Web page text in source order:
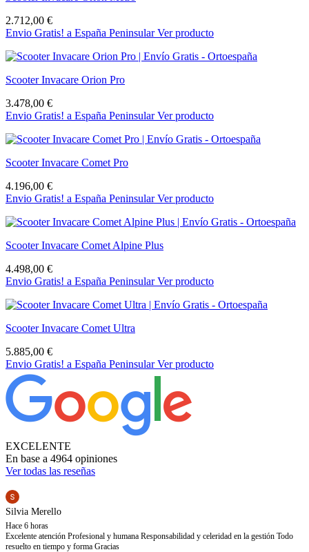
carrito el modelo deseado. Después solo tienes que seguir las
instrucciones hasta consignar la dirección de entrega y seleccionar el
método de pago. Tienes hasta 14 días para devolverlo sin
compromiso si algo no va como esperabas.
No dudes en preguntarnos cualquier cuestión que te surja sobre los
scooters eléctricos Invacare que ponemos a tu disposición.
♿ OrtoEspaña ¡Tu ortopedia online de confianza! ✅
2.712,00 €
Envio Gratis! a España PeninsularVer producto
Scooter Invacare Orion Pro
3.478,00 €
Envio Gratis! a España PeninsularVer producto
Scooter Invacare Comet Pro
4.196,00 €
Envio Gratis! a España PeninsularVer producto
Scooter Invacare Comet Alpine Plus
4.498,00 €
Envio Gratis! a España PeninsularVer producto
Scooter Invacare Comet Ultra
5.885,00 €
Envio Gratis! a España PeninsularVer producto
EXCELENTE
En base a 4964 opiniones
Ver todas las reseñas
Silvia Merello
Hace 6 horas
Excelente atención Profesional y humana Responsabilidad y celeridad en la gestión Todo
resuelto en tiempo y forma Gracias